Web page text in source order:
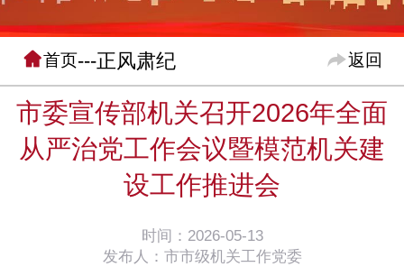
首页---正风肃纪 返回
市委宣传部机关召开2026年全面
从严治党工作会议暨模范机关建
设工作推进会
时间：2026-05-13
发布人：市市级机关工作党委